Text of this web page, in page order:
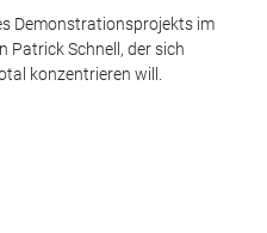
Demonstrationsprojekts im
Patrick Schnell, der sich
konzentrieren will.